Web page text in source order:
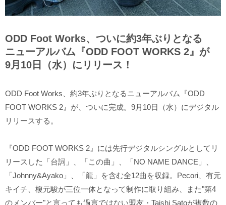
ODD Foot Works、ついに約3年ぶりとなる
ニューアルバム『ODD FOOT WORKS 2』が
9月10日（水）にリリース！
ODD Foot Works、約3年ぶりとなるニューアルバム『ODD
FOOT WORKS 2』が、ついに完成。9月10日（水）にデジタル
リリースする。
『ODD FOOT WORKS 2』には先行デジタルシングルとしてリ
リースした「台詞」、「この曲」、「NO NAME DANCE」、
「Johnny&Ayako」、「龍」を含む全12曲を収録。Pecori、有元
キイチ、榎元駿が三位一体となって制作に取り組み、また"第4
のメンバー"と言っても過言ではない盟友・Taishi Satoが複数の